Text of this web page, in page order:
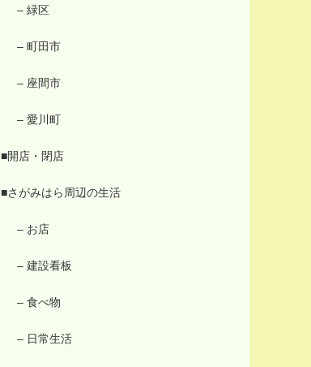
– 緑区
– 町田市
– 座間市
– 愛川町
■開店・閉店
■さがみはら周辺の生活
– お店
– 建設看板
– 食べ物
– 日常生活